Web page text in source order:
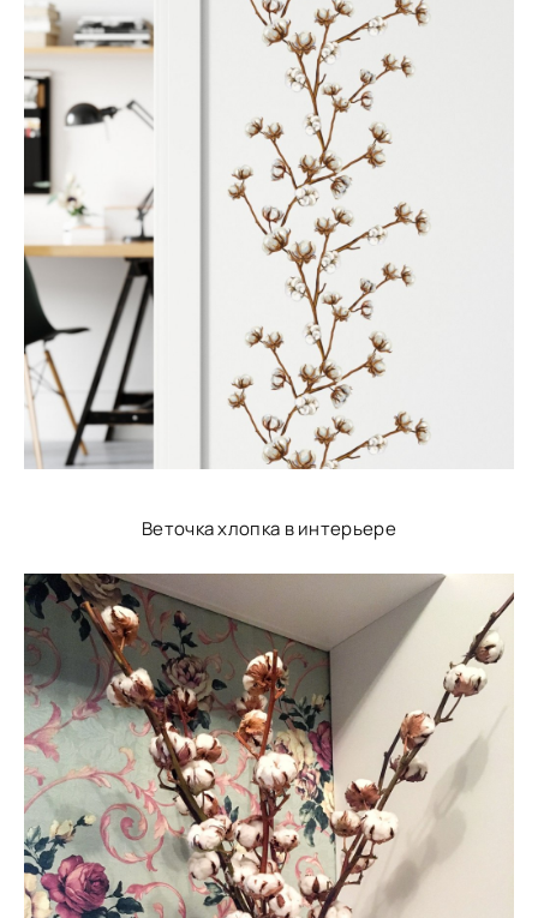
Веточка хлопка в интерьере